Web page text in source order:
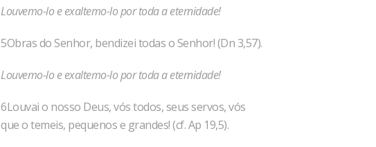
Louvemo-lo e exaltemo-lo por toda a eternidade!
5Obras do Senhor, bendizei todas o Senhor! (Dn 3,57).
Louvemo-lo e exaltemo-lo por toda a eternidade!
6Louvai o nosso Deus, vós todos, seus servos, vós
que o temeis, pequenos e grandes! (cf. Ap 19,5).